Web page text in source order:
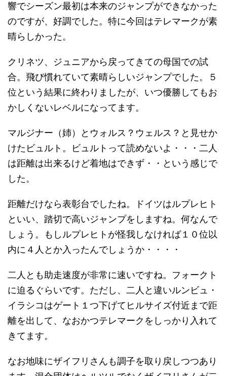
響でシーズン最初は本来のジャンプができなかった
のですが、好調でした。特に今回はテレマークが素
晴らしかった。
クリネツ、ジュニアから戻ってきての母国での試
合。飛び慣れていて素晴らしいジャンプでした。５
位という結果に終わりましたが、いつ優勝してもお
かしくないレベルになってます。
マルジナー（姉）とウォルス？ウェルス？と見せか
けたビュルト。ビュルトって読めないよ・・・二人
は距離は出来るけど着地はできず・・という感じで
した。
距離だけなら表彰台でしたね。ドイツはルプレヒト
といい、踏切で高いジャンプをしますね。何なんで
しょう。もしルプレヒトが怪我しなければ１０位以
内に４人とか入ったんでしょうか・・・・
二人とも助走速度が非常に速いですね。フォークト
に迫るぐらいです。ただし、二人と違いルンビュ・
イラシコはゲート１つ下げてヒルサイズ付近まで距
離を出して、なおかつテレマークをしっかり入れて
きてます。
なお地味にザイフリさんも調子を取り戻しつつあり